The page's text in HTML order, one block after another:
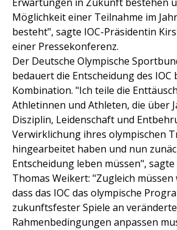
Möglichkeit einer Teilnahme im
besteht", sagte IOC-Präsidentin
einer Pressekonferenz.
Der Deutsche Olympische
bedauert die Entscheidung des IOC
Kombination. "Ich teile die
Athletinnen und Athleten, die über
Disziplin, Leidenschaft und
Verwirklichung ihres olympischen
hingearbeitet haben und nun
Entscheidung leben müssen",
Thomas Weikert: "Zugleich
dass das IOC das olympische
zukunftsfester Spiele an veränderte
Rahmenbedingungen anpassen